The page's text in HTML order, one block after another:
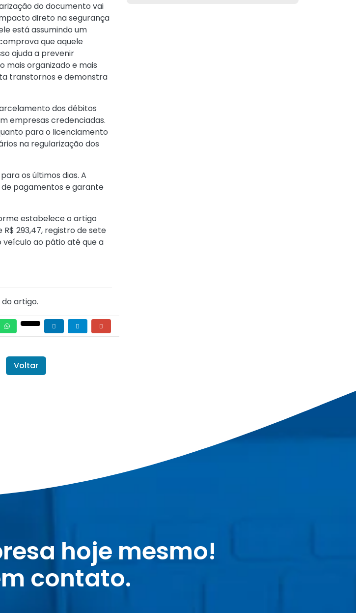
do documento vai
direto na segurança
está assumindo um
que aquele
ajuda a prevenir
mais organizado e mais
transtornos e demonstra
dos débitos
empresas credenciadas.
para o licenciamento
na regularização dos
os últimos dias. A
pagamentos e garante
estabelece o artigo
293,47, registro de sete
veículo ao pátio até que a
artigo.
Voltar
hoje mesmo!
contato.